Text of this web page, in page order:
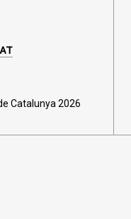
Catalunya 2026